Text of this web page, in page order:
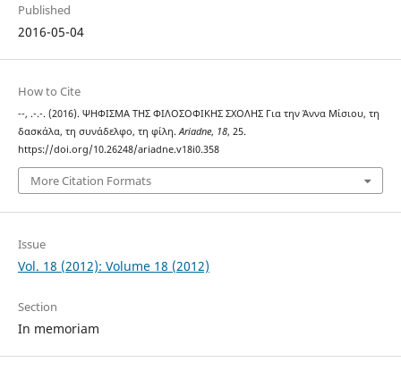
Published
2016-05-04
How to Cite
--, .-.-. (2016). ΨΗΦΙΣΜΑ ΤΗΣ ΦΙΛΟΣΟΦΙΚΗΣ ΣΧΟΛΗΣ Για την Άννα Μίσιου, τη
δασκάλα, τη συνάδελφο, τη φίλη.Ariadne, 18, 25.
https://doi.org/10.26248/ariadne.v18i0.358
More Citation Formats
Issue
Vol. 18 (2012): Volume 18 (2012)
Section
In memoriam